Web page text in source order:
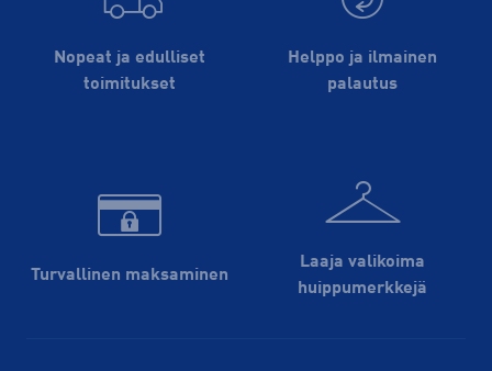
Nopeat ja edulliset
toimitukset
Helppo ja ilmainen
palautus
Turvallinen maksaminen
Laaja valikoima
huippu­merkkejä